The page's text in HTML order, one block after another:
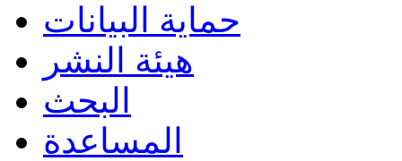
حماية البيانات
هيئة النشر
البحث
المساعدة